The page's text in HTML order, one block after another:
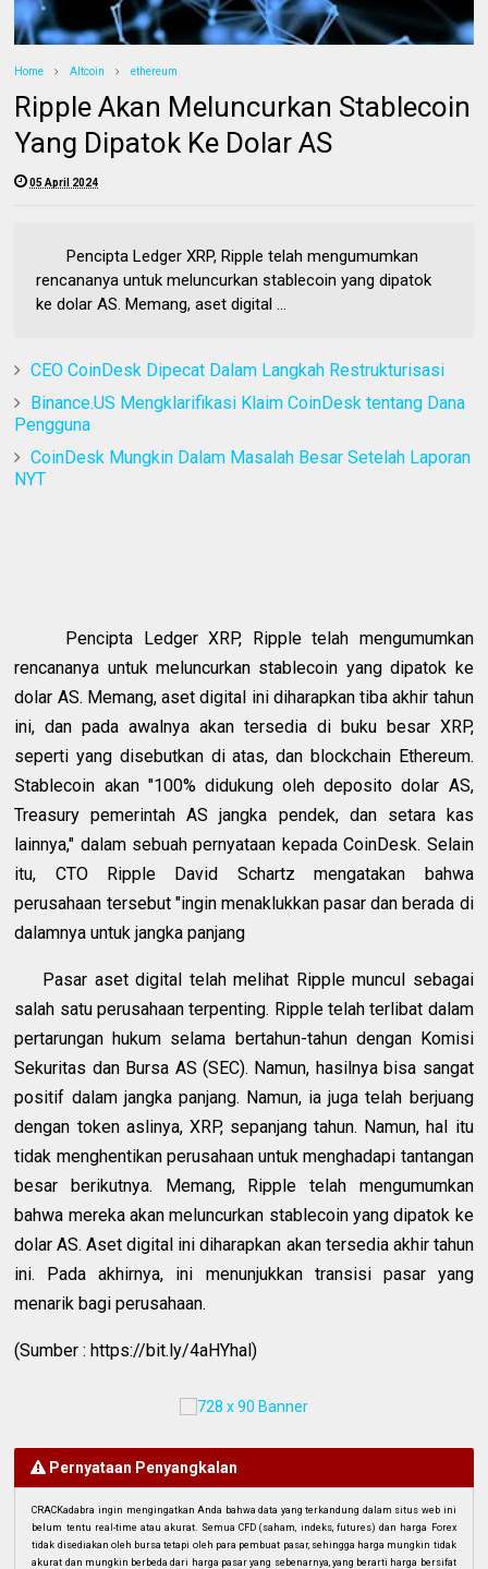
Home Altcoin ethereum
Ripple Akan Meluncurkan Stablecoin
Yang Dipatok Ke Dolar AS
05 April 2024
Pencipta Ledger XRP, Ripple telah mengumumkan
rencananya untuk meluncurkan stablecoin yang dipatok
ke dolar AS. Memang, aset digital ...
CEO CoinDesk Dipecat Dalam Langkah Restrukturisasi
Binance.US Mengklarifikasi Klaim CoinDesk tentang Dana
Pengguna
CoinDesk Mungkin Dalam Masalah Besar Setelah Laporan
NYT
Pencipta Ledger XRP, Ripple telah mengumumkan
rencananya untuk meluncurkan stablecoin yang dipatok ke
dolar AS. Memang, aset digital ini diharapkan tiba akhir tahun
ini, dan pada awalnya akan tersedia di buku besar XRP,
seperti yang disebutkan di atas, dan blockchain Ethereum.
Stablecoin akan "100% didukung oleh deposito dolar AS,
Treasury pemerintah AS jangka pendek, dan setara kas
lainnya," dalam sebuah pernyataan kepada CoinDesk. Selain
itu, CTO Ripple David Schartz mengatakan bahwa
perusahaan tersebut "ingin menaklukkan pasar dan berada di
dalamnya untuk jangka panjang
Pasar aset digital telah melihat Ripple muncul sebagai
salah satu perusahaan terpenting. Ripple telah terlibat dalam
pertarungan hukum selama bertahun-tahun dengan Komisi
Sekuritas dan Bursa AS (SEC). Namun, hasilnya bisa sangat
positif dalam jangka panjang. Namun, ia juga telah berjuang
dengan token aslinya, XRP, sepanjang tahun. Namun, hal itu
tidak menghentikan perusahaan untuk menghadapi tantangan
besar berikutnya. Memang, Ripple telah mengumumkan
bahwa mereka akan meluncurkan stablecoin yang dipatok ke
dolar AS. Aset digital ini diharapkan akan tersedia akhir tahun
ini. Pada akhirnya, ini menunjukkan transisi pasar yang
menarik bagi perusahaan.
(Sumber : https://bit.ly/4aHYhal)
Pernyataan Penyangkalan
CRACKadabra ingin mengingatkan Anda bahwa data yang terkandung dalam situs web ini
belum tentu real-time atau akurat. Semua CFD (saham, indeks, futures) dan harga Forex
tidak disediakan oleh bursa tetapi oleh para pembuat pasar, sehingga harga mungkin tidak
akurat dan mungkin berbeda dari harga pasar yang sebenarnya, yang berarti harga bersifat